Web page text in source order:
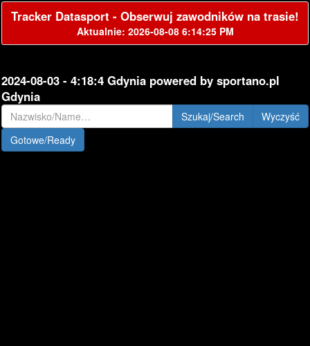
Tracker Datasport - Obserwuj zawodników na trasie!
Aktualnie: 2026-08-08 6:14:25 PM
2024-08-03 - 4:18:4 Gdynia powered by sportano.pl
Gdynia
Szukaj/Search
Gotowe/Ready